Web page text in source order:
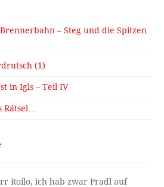
– Steg und die Spitzen
(1)
in Igls – Teil IV
Roilo, ich hab zwar Pradl auf